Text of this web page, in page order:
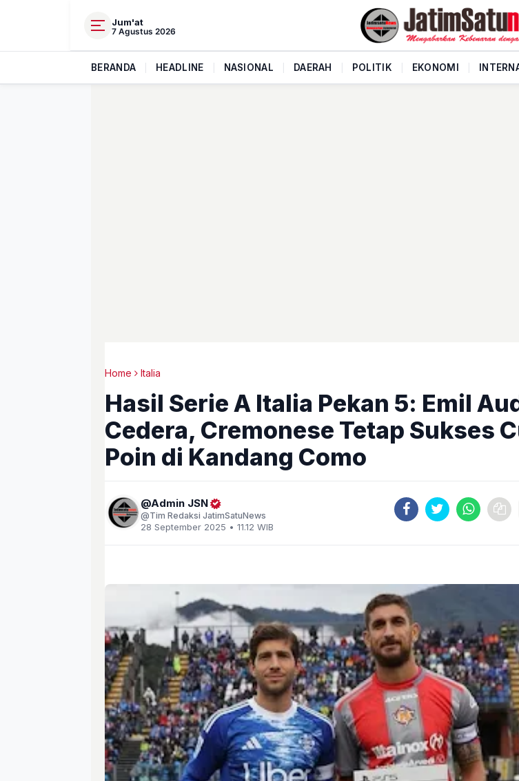
Jum'at
7 Agustus 2026
BERANDA HEADLINE NASIONAL DAERAH POLITIK EKONOMI
Home Italia
Hasil Serie A Italia Pekan 5: Emil
Cedera, Cremonese Tetap Sukses
Poin di Kandang Como
Admin JSN
Tim Redaksi JatimSatuNews
28 September 2025 • 11.12 WIB